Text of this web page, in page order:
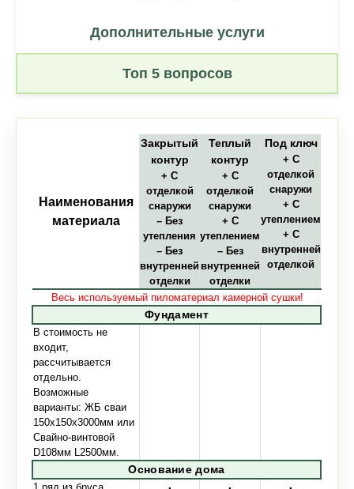
Дополнительные услуги
Топ 5 вопросов
Наименования
материала
Закрытый
контур
+ С
отделкой
снаружи
– Без
утепления
– Без
внутренней
отделки
Теплый
контур
+ С
отделкой
снаружи
+ С
утеплением
– Без
внутренней
отделки
Под ключ
+ С
отделкой
снаружи
+ С
утеплением
+ С
внутренней
отделкой
Весь используемый пиломатериал камерной сушки!
Фундамент
В стоимость не
входит,
рассчитывается
отдельно.
Возможные
варианты: ЖБ сваи
150х150х3000мм или
Свайно-винтовой
D108мм L2500мм.
Основание дома